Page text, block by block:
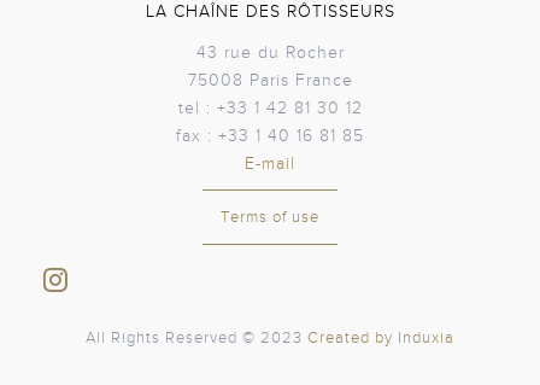
LA CHAÎNE DES RÔTISSEURS
43 rue du Rocher
75008 Paris France
tel : +33 1 42 81 30 12
fax : +33 1 40 16 81 85
E-mail
Terms of use
All Rights Reserved © 2023 Created by Induxia